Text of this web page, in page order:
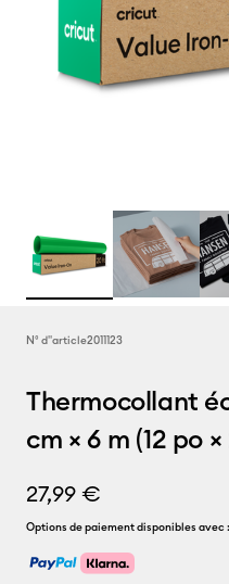
N° d''article2011123
Thermocollant
cm × 6 m (12 po
27,99 €
Options de paiement disponibles avec :